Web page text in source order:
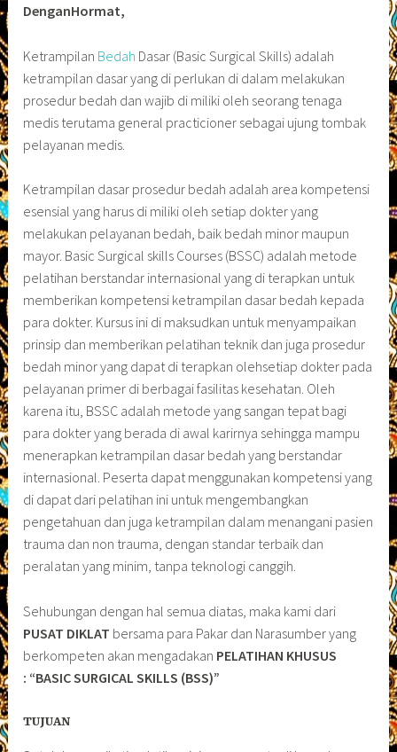
DenganHormat,
Ketrampilan Bedah Dasar (Basic Surgical Skills) adalah
ketrampilan dasar yang di perlukan di dalam melakukan
prosedur bedah dan wajib di miliki oleh seorang tenaga
medis terutama general practicioner sebagai ujung tombak
pelayanan medis.
Ketrampilan dasar prosedur bedah adalah area kompetensi
esensial yang harus di miliki oleh setiap dokter yang
melakukan pelayanan bedah, baik bedah minor maupun
mayor. Basic Surgical skills Courses (BSSC) adalah metode
pelatihan berstandar internasional yang di terapkan untuk
memberikan kompetensi ketrampilan dasar bedah kepada
para dokter. Kursus ini di maksudkan untuk menyampaikan
prinsip dan memberikan pelatihan teknik dan juga prosedur
bedah minor yang dapat di terapkan olehsetiap dokter pada
pelayanan primer di berbagai fasilitas kesehatan. Oleh
karena itu, BSSC adalah metode yang sangan tepat bagi
para dokter yang berada di awal karirnya sehingga mampu
menerapkan ketrampilan dasar bedah yang berstandar
internasional. Peserta dapat menggunakan kompetensi yang
di dapat dari pelatihan ini untuk mengembangkan
pengetahuan dan juga ketrampilan dalam menangani pasien
trauma dan non trauma, dengan standar terbaik dan
peralatan yang minim, tanpa teknologi canggih.
Sehubungan dengan hal semua diatas, maka kami dari
PUSAT DIKLAT bersama para Pakar dan Narasumber yang
berkompeten akan mengadakan PELATIHAN KHUSUS
: “BASIC SURGICAL SKILLS (BSS)”
TUJUAN